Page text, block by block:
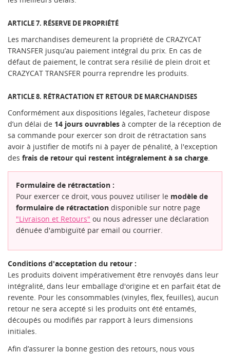
ARTICLE 7. RÉSERVE DE PROPRIÉTÉ
Les marchandises demeurent la propriété de CRAZYCAT
TRANSFER jusqu’au paiement intégral du prix. En cas de
défaut de paiement, le contrat sera résilié de plein droit et
CRAZYCAT TRANSFER pourra reprendre les produits.
ARTICLE 8. RÉTRACTATION ET RETOUR DE MARCHANDISES
Conformément aux dispositions légales, l’acheteur dispose
d’un délai de 14 jours ouvrables à compter de la réception de
sa commande pour exercer son droit de rétractation sans
avoir à justifier de motifs ni à payer de pénalité, à l'exception
des frais de retour qui restent intégralement à sa charge.
Formulaire de rétractation :
Pour exercer ce droit, vous pouvez utiliser le modèle de
formulaire de rétractation disponible sur notre page
"Livraison et Retours" ou nous adresser une déclaration
dénuée d'ambiguïté par email ou courrier.
Conditions d'acceptation du retour :
Les produits doivent impérativement être renvoyés dans leur
intégralité, dans leur emballage d'origine et en parfait état de
revente. Pour les consommables (vinyles, flex, feuilles), aucun
retour ne sera accepté si les produits ont été entamés,
découpés ou modifiés par rapport à leurs dimensions
initiales.
Afin d’assurer la bonne gestion des retours, nous vous